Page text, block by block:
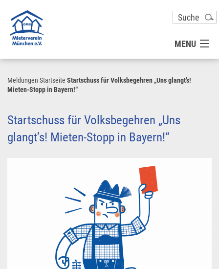
MENU
PRESSE
UNSER SERVICE FÜR SIE
Meldungen Startseite Startschuss für Volksbegehren „Uns glangt’s!
Mieten-Stopp in Bayern!“
Startschuss für Volksbegehren „Uns
glangt’s! Mieten-Stopp in Bayern!“